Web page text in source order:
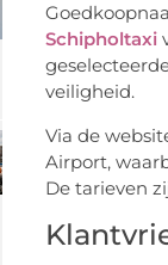
Schipholtaxi
veiligheid.
Via de
Airport,
De tarieven